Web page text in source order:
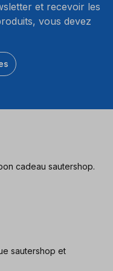
et recevoir les
vous devez
cadeau sautershop.
sautershop et